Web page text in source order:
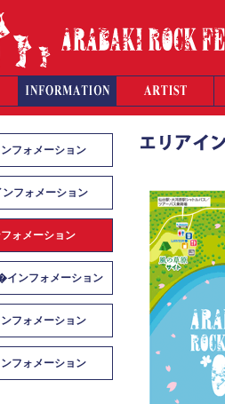
フォメーション
フォメーション
ォメーション
ンフォメーション
フォメーション
ンフォメーション